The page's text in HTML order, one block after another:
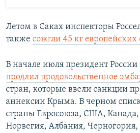
Летом в Саках инспекторы
также сожгли 45 кг европейских
В начале июля президент России
продлил продовольственное
стран, которые ввели санкции
аннексии Крыма. В черном
страны Евросоюза, США, Канада,
Норвегия, Албания,